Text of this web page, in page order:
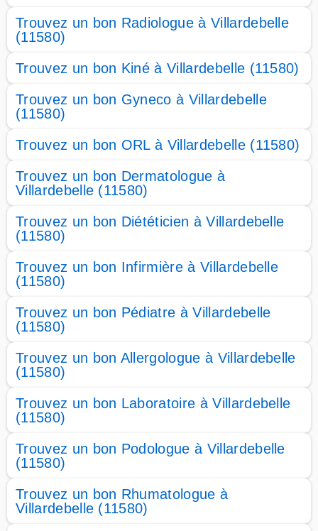
Trouvez un bon Radiologue à Villardebelle
(11580)
Trouvez un bon Kiné à Villardebelle (11580)
Trouvez un bon Gyneco à Villardebelle
(11580)
Trouvez un bon ORL à Villardebelle (11580)
Trouvez un bon Dermatologue à
Villardebelle (11580)
Trouvez un bon Diététicien à Villardebelle
(11580)
Trouvez un bon Infirmière à Villardebelle
(11580)
Trouvez un bon Pédiatre à Villardebelle
(11580)
Trouvez un bon Allergologue à Villardebelle
(11580)
Trouvez un bon Laboratoire à Villardebelle
(11580)
Trouvez un bon Podologue à Villardebelle
(11580)
Trouvez un bon Rhumatologue à
Villardebelle (11580)